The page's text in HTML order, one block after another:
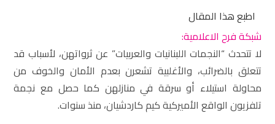
اطبع هذا المقال
شبكة فرح الاعلامية:
لا تتحدث “النجمات اللبنانيات والعربيات” عن ثرواتهن، لأسباب قد
تتعلق بالضرائب، والأغلبية تشعرن بعدم الأمان والخوف من
محاولة استيلاء أو سرقة في منازلهن كما حصل مع نجمة
تلفزيون الواقع الأميركية كيم كاردشيان، منذ سنوات.